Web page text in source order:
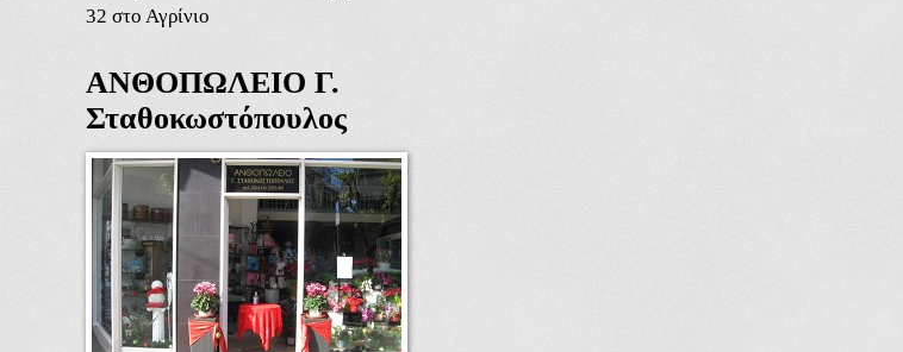
32 στο Αγρίνιο
ΑΝΘΟΠΩΛΕΙΟ Γ.
Σταθοκωστόπουλος